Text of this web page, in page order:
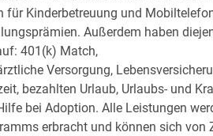
Kinderbetreuung und
Außerdem haben
401(k) Match,
Versorgung,
bezahlten Urlaub, Urlaubs- und
bei Adoption. Alle Leistungen
erbracht und können sich von